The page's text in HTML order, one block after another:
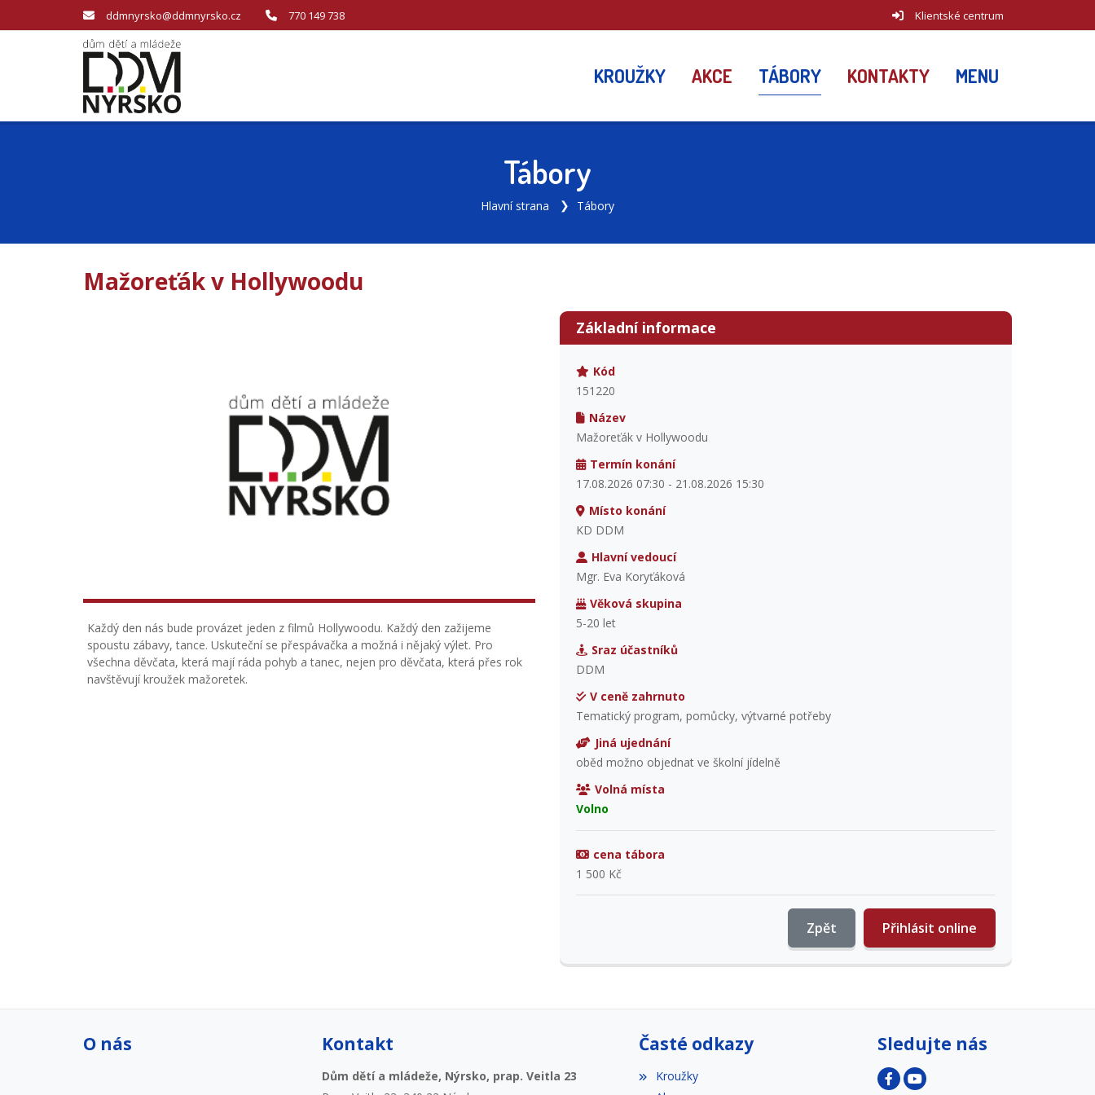
ddmnyrsko@ddmnyrsko.cz 770 149 738 Klientské centrum
KROUŽKY AKCE TÁBORY KONTAKTY MENU
Tábory
Hlavní strana Tábory
Mažoreťák v Hollywoodu
Každý den nás bude provázet jeden z filmů Hollywoodu. Každý den zažijeme
spoustu zábavy, tance. Uskuteční se přespávačka a možná i nějaký výlet. Pro
všechna děvčata, která mají ráda pohyb a tanec, nejen pro děvčata, která přes rok
navštěvují kroužek mažoretek.
Základní informace
Kód
151220
Název
Mažoreťák v Hollywoodu
Termín konání
17.08.2026 07:30 - 21.08.2026 15:30
Místo konání
KD DDM
Hlavní vedoucí
Mgr. Eva Koryťáková
Věková skupina
5-20 let
Sraz účastníků
DDM
V ceně zahrnuto
Tematický program, pomůcky, výtvarné potřeby
Jiná ujednání
oběd možno objednat ve školní jídelně
Volná místa
Volno
cena tábora
1 500 Kč
Přihlásit online
Zpět
O nás Kontakt
Dům dětí a mládeže, Nýrsko, prap. Veitla 23
Časté odkazy
Kroužky
Sledujte nás